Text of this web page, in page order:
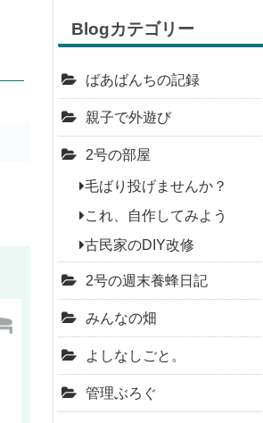
Blogカテゴリー
ばあばんちの記録
親子で外遊び
2号の部屋
毛ばり投げませんか？
これ、自作してみよう
古民家のDIY改修
2号の週末養蜂日記
みんなの畑
よしなしごと。
管理ぶろぐ